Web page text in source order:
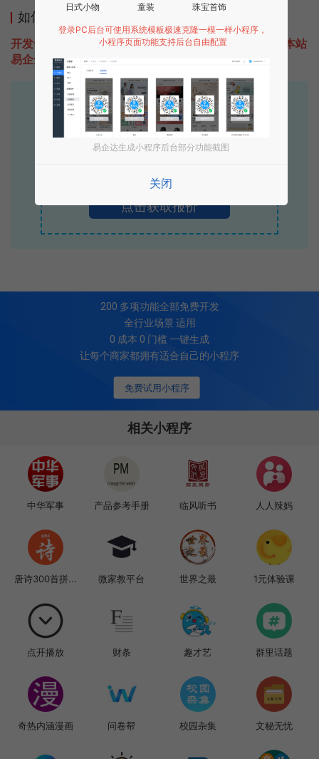
如何开发类似留学快问助手的小程序
开发一款类似留学快问助手的小程序不难，只需要咨询本站
易企达客服即可为您定制开发，免费提供报价。
易企达10年行业沉淀！
专业小程序、公众号H5 APP等软件开发
立即拨打电话享优惠
点击获取报价
免费试用小程序
200 多项功能全部免费开发
全行业场景 适用
0 成本 0 门槛 一键生成
让每个商家都拥有适合自己的小程序
相关小程序
中华军事 产品参考手册 临风听书 人人辣妈
唐诗300首拼... 微家教平台 世界之最 1元体验课
点开播放 财条 趣才艺 群里话题
奇热内涵漫画 问卷帮 校园杂集 文秘无忧
日式小物 童装 珠宝首饰
登录PC后台可使用系统模板极速克隆一模一样小程序，
小程序页面功能支持后台自由配置
易企达生成小程序后台部分功能截图
关闭